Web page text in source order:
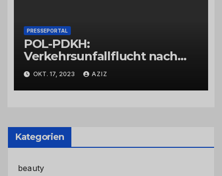
PRESSEPORTAL
POL-PDKH:
Verkehrsunfallflucht nach
Abbiegevorgang
OKT. 17, 2023 AZIZ
Kategorien
beauty